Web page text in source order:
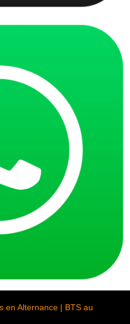
en Alternance | BTS au